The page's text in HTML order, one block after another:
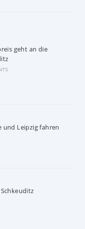
geht an die
und Leipzig fahren